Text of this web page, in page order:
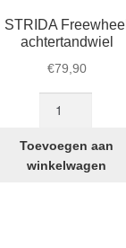
STRIDA Freewheel
achtertandwiel
€79,90
achtertandwiel
aantal
Toevoegen aan
winkelwagen